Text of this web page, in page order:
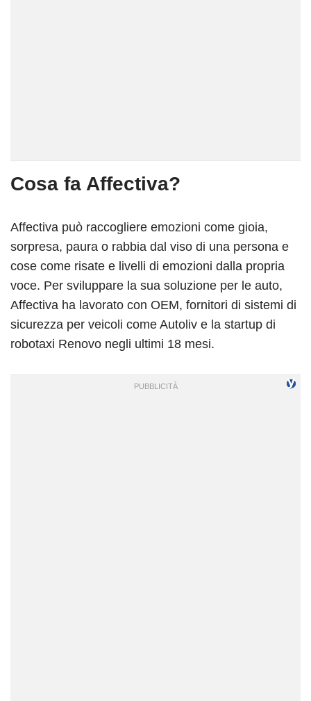
Cosa fa Affectiva?
Affectiva può raccogliere emozioni come gioia,
sorpresa, paura o rabbia dal viso di una persona e
cose come risate e livelli di emozioni dalla propria
voce. Per sviluppare la sua soluzione per le auto,
Affectiva ha lavorato con OEM, fornitori di sistemi di
sicurezza per veicoli come Autoliv e la startup di
robotaxi Renovo negli ultimi 18 mesi.